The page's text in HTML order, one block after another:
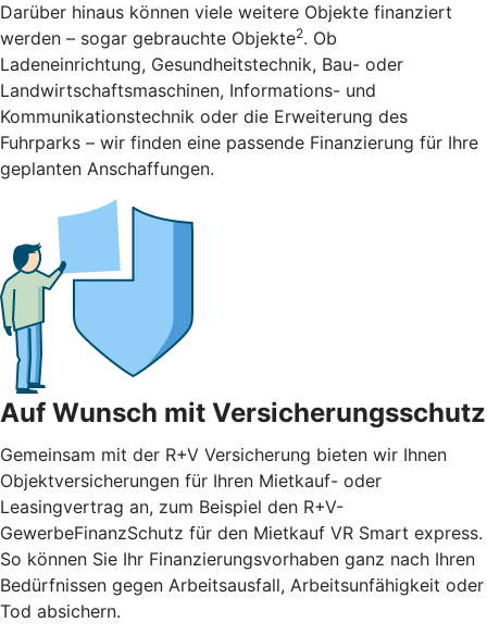
Darüber hinaus können viele weitere Objekte finanziert
werden – sogar gebrauchte Objekte2. Ob
Ladeneinrichtung, Gesundheitstechnik, Bau- oder
Landwirtschaftsmaschinen, Informations- und
Kommunikationstechnik oder die Erweiterung des
Fuhrparks – wir finden eine passende Finanzierung für Ihre
geplanten Anschaffungen.
Auf Wunsch mit Versicherungsschutz
Gemeinsam mit der R+V Versicherung bieten wir Ihnen
Objektversicherungen für Ihren Mietkauf- oder
Leasingvertrag an, zum Beispiel den R+V-
GewerbeFinanzSchutz für den Mietkauf VR Smart express.
So können Sie Ihr Finanzierungsvorhaben ganz nach Ihren
Bedürfnissen gegen Arbeitsausfall, Arbeitsunfähigkeit oder
Tod absichern.